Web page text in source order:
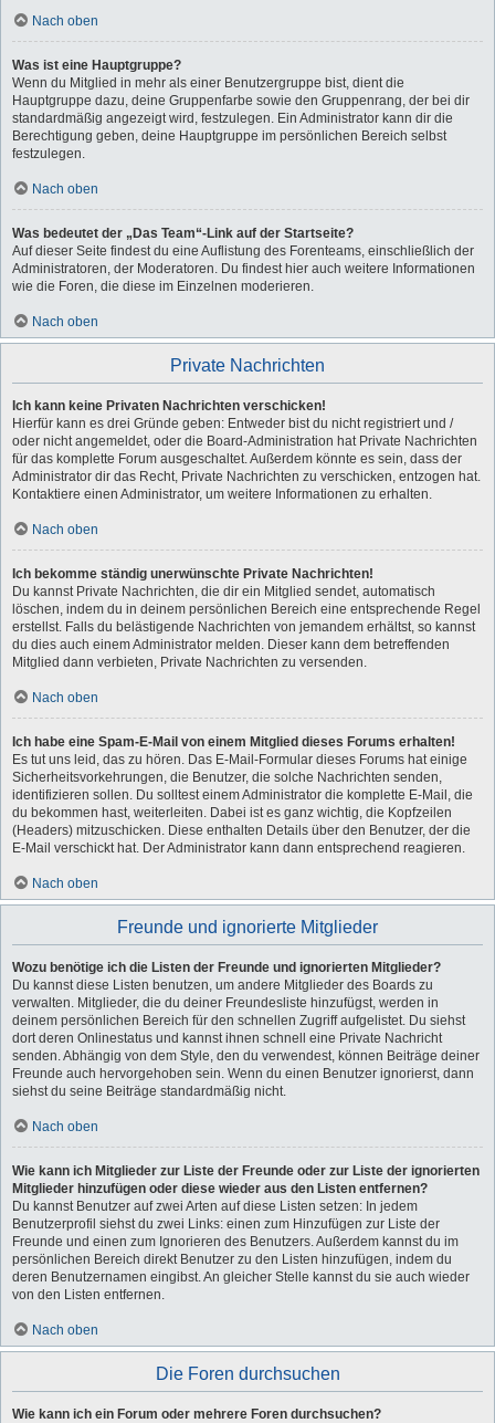
Nach oben
Was ist eine Hauptgruppe?
Wenn du Mitglied in mehr als einer Benutzergruppe bist, dient die
Hauptgruppe dazu, deine Gruppenfarbe sowie den Gruppenrang, der bei dir
standardmäßig angezeigt wird, festzulegen. Ein Administrator kann dir die
Berechtigung geben, deine Hauptgruppe im persönlichen Bereich selbst
festzulegen.
Nach oben
Was bedeutet der „Das Team“-Link auf der Startseite?
Auf dieser Seite findest du eine Auflistung des Forenteams, einschließlich der
Administratoren, der Moderatoren. Du findest hier auch weitere Informationen
wie die Foren, die diese im Einzelnen moderieren.
Nach oben
Private Nachrichten
Ich kann keine Privaten Nachrichten verschicken!
Hierfür kann es drei Gründe geben: Entweder bist du nicht registriert und /
oder nicht angemeldet, oder die Board-Administration hat Private Nachrichten
für das komplette Forum ausgeschaltet. Außerdem könnte es sein, dass der
Administrator dir das Recht, Private Nachrichten zu verschicken, entzogen hat.
Kontaktiere einen Administrator, um weitere Informationen zu erhalten.
Nach oben
Ich bekomme ständig unerwünschte Private Nachrichten!
Du kannst Private Nachrichten, die dir ein Mitglied sendet, automatisch
löschen, indem du in deinem persönlichen Bereich eine entsprechende Regel
erstellst. Falls du belästigende Nachrichten von jemandem erhältst, so kannst
du dies auch einem Administrator melden. Dieser kann dem betreffenden
Mitglied dann verbieten, Private Nachrichten zu versenden.
Nach oben
Ich habe eine Spam-E-Mail von einem Mitglied dieses Forums erhalten!
Es tut uns leid, das zu hören. Das E-Mail-Formular dieses Forums hat einige
Sicherheitsvorkehrungen, die Benutzer, die solche Nachrichten senden,
identifizieren sollen. Du solltest einem Administrator die komplette E-Mail, die
du bekommen hast, weiterleiten. Dabei ist es ganz wichtig, die Kopfzeilen
(Headers) mitzuschicken. Diese enthalten Details über den Benutzer, der die
E-Mail verschickt hat. Der Administrator kann dann entsprechend reagieren.
Nach oben
Freunde und ignorierte Mitglieder
Wozu benötige ich die Listen der Freunde und ignorierten Mitglieder?
Du kannst diese Listen benutzen, um andere Mitglieder des Boards zu
verwalten. Mitglieder, die du deiner Freundesliste hinzufügst, werden in
deinem persönlichen Bereich für den schnellen Zugriff aufgelistet. Du siehst
dort deren Onlinestatus und kannst ihnen schnell eine Private Nachricht
senden. Abhängig von dem Style, den du verwendest, können Beiträge deiner
Freunde auch hervorgehoben sein. Wenn du einen Benutzer ignorierst, dann
siehst du seine Beiträge standardmäßig nicht.
Nach oben
Wie kann ich Mitglieder zur Liste der Freunde oder zur Liste der ignorierten
Mitglieder hinzufügen oder diese wieder aus den Listen entfernen?
Du kannst Benutzer auf zwei Arten auf diese Listen setzen: In jedem
Benutzerprofil siehst du zwei Links: einen zum Hinzufügen zur Liste der
Freunde und einen zum Ignorieren des Benutzers. Außerdem kannst du im
persönlichen Bereich direkt Benutzer zu den Listen hinzufügen, indem du
deren Benutzernamen eingibst. An gleicher Stelle kannst du sie auch wieder
von den Listen entfernen.
Nach oben
Die Foren durchsuchen
Wie kann ich ein Forum oder mehrere Foren durchsuchen?